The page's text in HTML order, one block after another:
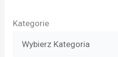
Kategorie